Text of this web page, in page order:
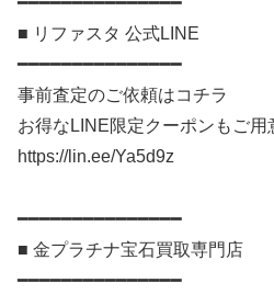
■ リファスタ 公式LINE
━━━━━━━━━━━━━━━
事前査定のご依頼はコチラ
お得なLINE限定クーポンもご用
https://lin.ee/Ya5d9z
━━━━━━━━━━━━━━━
■ 金プラチナ宝石買取専門店
━━━━━━━━━━━━━━━